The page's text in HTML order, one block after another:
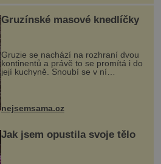
Gruzínské masové knedlíčky
Gruzie se nachází na rozhraní dvou
kontinentů a právě to se promítá i do
její kuchyně. Snoubí se v ní
evropské a asijské chutě a díky tomu
vznikají rozmanité a chuťově bohaté
pokrmy, které rozhodně st...
nejsemsama.cz
Jak jsem opustila svoje tělo